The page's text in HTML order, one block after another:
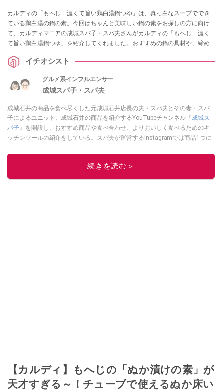
カルディの「もへじ 濃くて旨い鶏白湯鍋つゆ」は、真っ白なスープででき
ている鶏白湯の鍋の素。今回はちゃんと美味しい鍋の素をお探しの方に向け
て、カルディマニアの成城スパ子・スパ夫さんがカルディの「もへじ 濃く
て旨い鶏白湯鍋つゆ」を紹介してくれました。おすすめの鍋の具材や、締め
イチオシスト
グルメ系インフルエンサー
成城スパ子・スパ夫
成城石井の商品を食べ尽くした元成城石井店長の夫・スパ夫とその妻・スパ
子によるユニット。成城石井の商品を紹介するYouTubeチャンネル『成城ス
パ子 』を開設し、おすすめ商品や食べ合わせ、よりおいしく食べるためのキ
ッチンツールの紹介をしている。スパ夫が運営するInstagramでは商品1つに
ィープな魅力を発信している。
続きを読む＞
【カルディ】もへじの「ぬか漬けの素」が
天才すぎる～！チューブで使えるぬか床い